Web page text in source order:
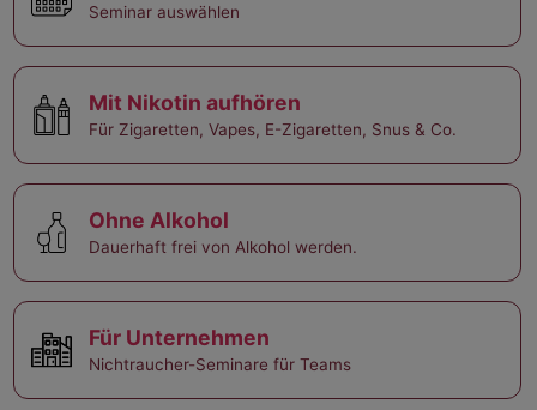
Seminar auswählen
Mit Nikotin aufhören
Für Zigaretten, Vapes, E-Zigaretten, Snus & Co.
Ohne Alkohol
Dauerhaft frei von Alkohol werden.
Für Unternehmen
Nichtraucher-Seminare für Teams